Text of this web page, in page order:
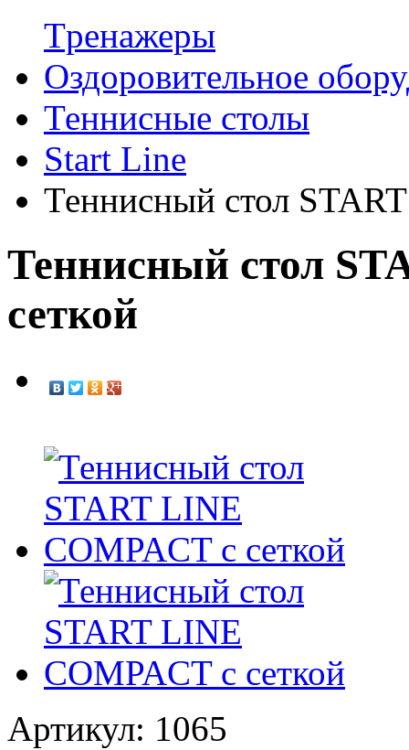
Tренажеры
Оздоровительное
Теннисные столы
Start Line
Теннисный стол
Теннисный стол
сеткой
Артикул: 1065